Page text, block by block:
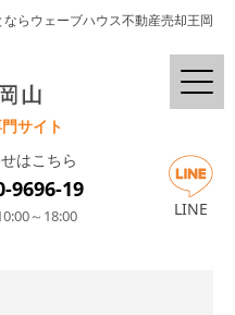
らウェーブハウス不動産売却王岡
サイト
はこちら
9696-19
～18:00 LINE